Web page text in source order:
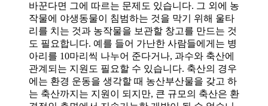
바꾼다면 그에 따르는 문제도 있습니다. 그 외에 농
작물에 야생동물이 침범하는 것을 막기 위해 울타
리를 치는 것과 농작물을 보관할 창고를 만드는 것
도 필요합니다. 예를 들어 가난한 사람들에게는 병
아리를 10마리씩 나누어 준다거나, 과수와 축산에
관계되는 지원도 필요할 수 있습니다. 축산의 경우
에는 환경 운동을 생각할 때 농산부산물을 갖고 하
는 축산까지는 지원이 되지만, 큰 규모의 축산은 환